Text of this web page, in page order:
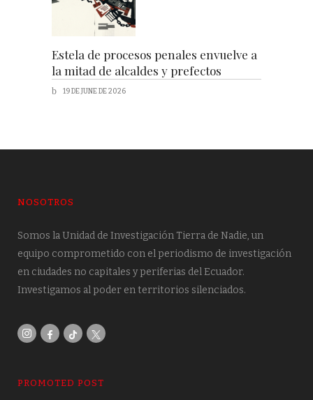
Estela de procesos penales envuelve a
la mitad de alcaldes y prefectos
19 DE JUNE DE 2026
NOSOTROS
Somos la Unidad de Investigación Tierra de Nadie, un
equipo comprometido con el periodismo de investigación
en ciudades no capitales y periferias del Ecuador.
Investigamos al poder en territorios silenciados.
PROMOTED POST